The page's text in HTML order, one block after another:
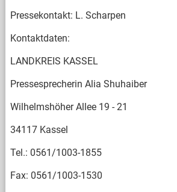
Pressekontakt: L. Scharpen
Kontaktdaten:
LANDKREIS KASSEL
Pressesprecherin Alia Shuhaiber
Wilhelmshöher Allee 19 - 21
34117 Kassel
Tel.: 0561/1003-1855
Fax: 0561/1003-1530